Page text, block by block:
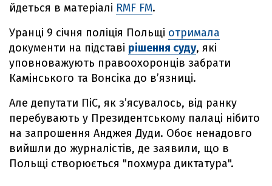
йдеться в матеріалі RMF FM.
Уранці 9 січня поліція Польщі отримала
документи на підставі рішення суду, які
уповноважують правоохоронців забрати
Камінського та Вонсіка до в’язниці.
Але депутати ПіС, як з’ясувалось, від ранку
перебувають у Президентському палаці нібито
на запрошення Анджея Дуди. Обоє ненадовго
вийшли до журналістів, де заявили, що в
Польщі створюється "похмура диктатура".